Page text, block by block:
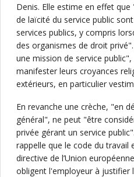
Denis. Elle estime en effet
de laïcité du service public
services publics, y compris
des organismes de droit
une mission de service
manifester leurs croyances
extérieurs, en particulier
En revanche une crèche, "en
général", ne peut "être
privée gérant un service
rappelle que le code du travail
directive de l’Union
obligent l'employeur à justifier